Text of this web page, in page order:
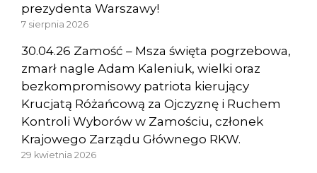
prezydenta Warszawy!
7 sierpnia 2026
30.04.26 Zamość – Msza święta pogrzebowa,
zmarł nagle Adam Kaleniuk, wielki oraz
bezkompromisowy patriota kierujący
Krucjatą Różańcową za Ojczyznę i Ruchem
Kontroli Wyborów w Zamościu, członek
Krajowego Zarządu Głównego RKW.
29 kwietnia 2026